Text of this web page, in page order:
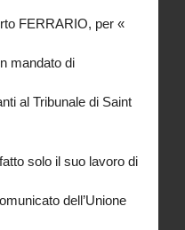
FERRARIO, per «
mandato di
al Tribunale di Saint
solo il suo lavoro di
dell’Unione